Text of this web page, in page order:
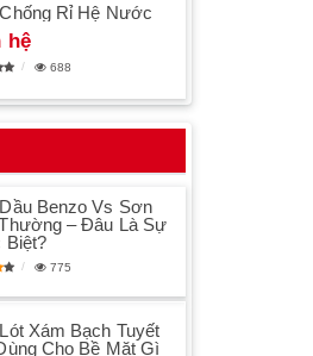
Rỉ Hệ Nước
hệ
688
Benzo Vs Sơn
– Đâu Là Sự
Biệt?
775
Xám Bạch Tuyết
Cho Bề Mặt Gì